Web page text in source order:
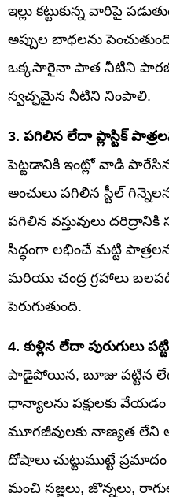
ఇల్లు కట్టుకున్న వారిపై
అప్పుల బాధలను
ఒక్కసారైనా పాత నీటిని
స్వచ్ఛమైన నీటిని నింపాలి.
3. పగిలిన లేదా ప్లాస్టిక్
పెట్టడానికి ఇంట్లో వాడి
అంచులు పగిలిన స్టీల్
పగిలిన వస్తువులు దరిద్రానికి
సిద్ధంగా లభించే మట్టి
మరియు చంద్ర గ్రహాలు
పెరుగుతుంది.
4. కుళ్లిన లేదా పురుగులు
పాడైపోయిన, బూజు పట్టిన లేదా
ధాన్యాలను పక్షులకు
మూగజీవులకు నాణ్యత లేని
దోషాలు చుట్టుముట్టే ప్రమాదం
మంచి సజ్జలు, జొన్నలు,